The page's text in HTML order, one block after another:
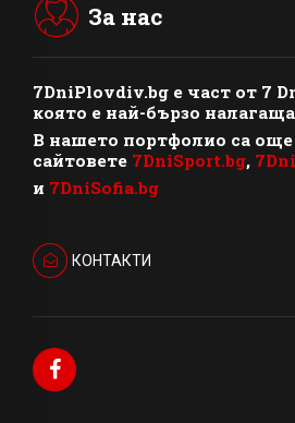
За нас
7DniPlovdiv.bg e част от 7
която е най-бързо
В нашето портфолио са още
сайтовете 7DniSport.bg,
и 7DniSofia.bg
КОНТАКТИ